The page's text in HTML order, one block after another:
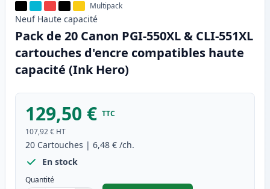
Multipack
Neuf Haute capacité
Pack de 20 Canon PGI-550XL & CLI-551XL
cartouches d'encre compatibles haute
capacité (Ink Hero)
129,50 € TTC
107,92 € HT
20 Cartouches | 6,48 € /ch.
En stock
Quantité